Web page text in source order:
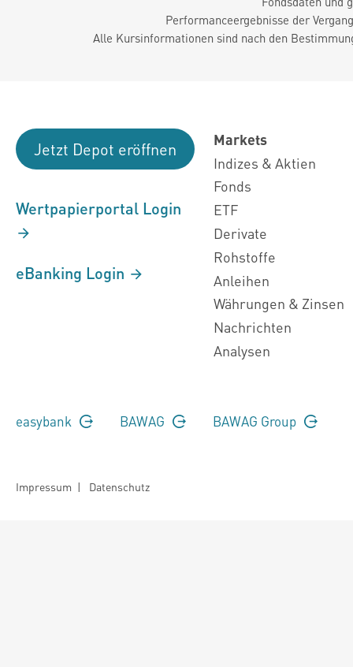
Performanceergebnisse der
Alle Kursinformationen sind nach den
Jetzt Depot eröffnen
Wertpapierportal Login
eBanking Login
Markets
Indizes & Aktien
Fonds
ETF
Derivate
Rohstoffe
Anleihen
Währungen & Zinsen
Nachrichten
Analysen
easybank BAWAG BAWAG Group
Impressum | Datenschutz